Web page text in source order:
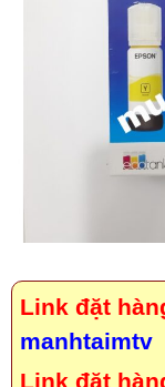
Link đặt
manhtaimtv
Link đặt